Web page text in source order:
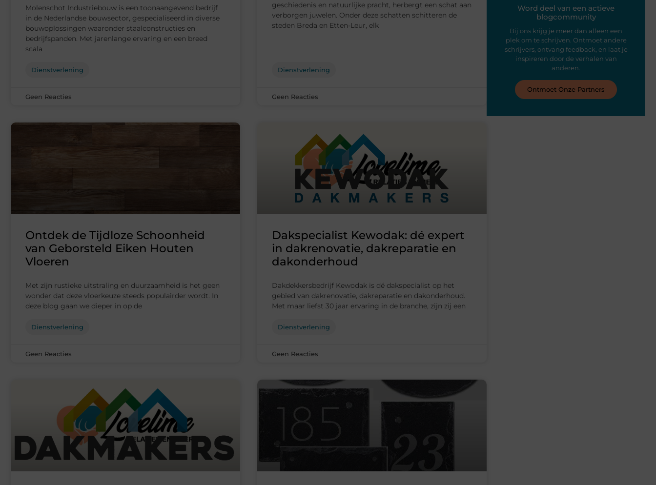
Word deel van een actieve
blogcommunity
Bij ons krijg je meer dan alleen een
plek om te schrijven. Ontmoet andere
schrijvers, ontvang feedback, en laat je
inspireren door de verhalen van
anderen.
Ontmoet Onze Partners
Molenschot Industriebouw is een toonaangevend bedrijf
in de Nederlandse bouwsector, gespecialiseerd in diverse
bouwoplossingen waaronder staalconstructies en
bedrijfspanden. Met jarenlange ervaring en een breed
scala
Dienstverlening
Geen Reacties
geschiedenis en natuurlijke pracht, herbergt een schat aan
verborgen juwelen. Onder deze schatten schitteren de
steden Breda en Etten-Leur, elk
Dienstverlening
Geen Reacties
Ontdek de Tijdloze Schoonheid
van Geborsteld Eiken Houten
Vloeren
Met zijn rustieke uitstraling en duurzaamheid is het geen
wonder dat deze vloerkeuze steeds populairder wordt. In
deze blog gaan we dieper in op de
Dienstverlening
Geen Reacties
Dakspecialist Kewodak: dé expert
in dakrenovatie, dakreparatie en
dakonderhoud
Dakdekkersbedrijf Kewodak is dé dakspecialist op het
gebied van dakrenovatie, dakreparatie en dakonderhoud.
Met maar liefst 30 jaar ervaring in de branche, zijn zij een
Dienstverlening
Geen Reacties